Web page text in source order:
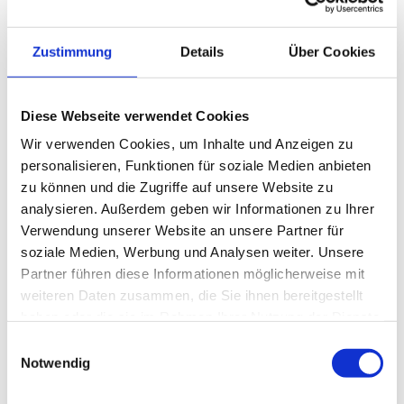
Zustimmung Details Über Cookies
Diese Webseite verwendet Cookies
Wir verwenden Cookies, um Inhalte und Anzeigen zu
personalisieren, Funktionen für soziale Medien anbieten
zu können und die Zugriffe auf unsere Website zu
analysieren. Außerdem geben wir Informationen zu Ihrer
Verwendung unserer Website an unsere Partner für
soziale Medien, Werbung und Analysen weiter. Unsere
Partner führen diese Informationen möglicherweise mit
weiteren Daten zusammen, die Sie ihnen bereitgestellt
Notwendig
Wer darf ein Bauwerksbuch
erstellen?
qualifizierten Fachkräften vorbehalten – konkret:
Baumeister
Ziviltechniker
Diese Experten verfügen über die notwendige Ausbildung,
Erfahrung und Befugnis, um Bauwerksbücher nach §128a
rechtssicher anzulegen.
Als spezialisierte Bauwerksbuch Firma arbeiten wir
nachvollziehbares und rechtskonformes Bauwerksbuch
erhalten.